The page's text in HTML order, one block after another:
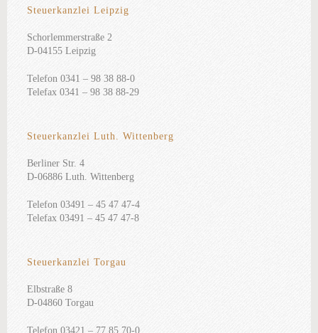
Steuerkanzlei Leipzig
Schorlemmerstraße 2
D-04155 Leipzig
Telefon 0341 – 98 38 88-0
Telefax 0341 – 98 38 88-29
Steuerkanzlei Luth. Wittenberg
Berliner Str. 4
D-06886 Luth. Wittenberg
Telefon 03491 – 45 47 47-4
Telefax 03491 – 45 47 47-8
Steuerkanzlei Torgau
Elbstraße 8
D-04860 Torgau
Telefon 03421 – 77 85 70-0